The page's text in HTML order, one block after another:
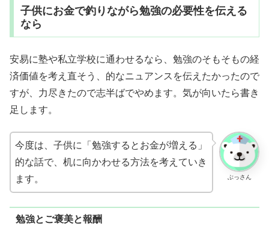
子供にお金で釣りながら勉強の必要性を伝える
なら
安易に塾や私立学校に通わせるなら、勉強のそもそもの経
済価値を考え直そう、的なニュアンスを伝えたかったので
すが、力尽きたので志半ばでやめます。気が向いたら書き
足します。
ぶっさん
今度は、子供に「勉強するとお金が増える」
的な話で、机に向かわせる方法を考えていき
ます。
勉強とご褒美と報酬